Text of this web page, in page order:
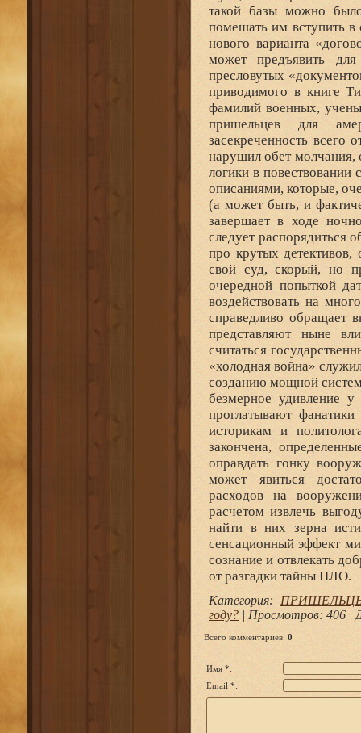
Категория:
ПРИШЕЛЬЦЫ
году? | Просмотров: 406 |
Всего комментариев: 0
Имя *:
Email *: